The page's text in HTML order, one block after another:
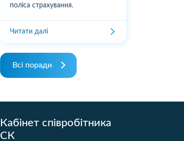
поліса страхування.
Читати далі
Всі поради
Кабінет співробітника
СК